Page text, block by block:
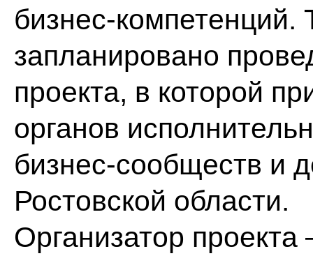
бизнес-
запланировано
проекта, в которой
органов
бизнес-сообществ и
Ростовской области.
Организатор